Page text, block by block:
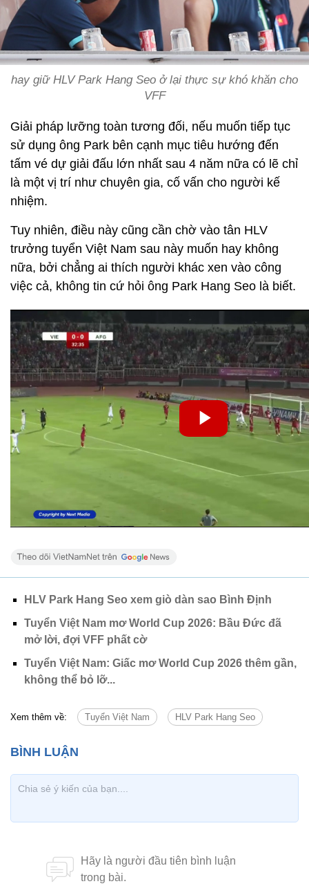
hay giữ HLV Park Hang Seo ở lại thực sự khó khăn cho
VFF
Giải pháp lưỡng toàn tương đối, nếu muốn tiếp tục
sử dụng ông Park bên cạnh mục tiêu hướng đến
tấm vé dự giải đấu lớn nhất sau 4 năm nữa có lẽ chỉ
là một vị trí như chuyên gia, cố vấn cho người kế
nhiệm.
Tuy nhiên, điều này cũng cần chờ vào tân HLV
trưởng tuyển Việt Nam sau này muốn hay không
nữa, bởi chẳng ai thích người khác xen vào công
việc cả, không tin cứ hỏi ông Park Hang Seo là biết.
HLV Park Hang Seo xem giò dàn sao Bình Định
Tuyển Việt Nam mơ World Cup 2026: Bầu Đức đã
mở lời, đợi VFF phất cờ
Tuyển Việt Nam: Giấc mơ World Cup 2026 thêm gần,
không thể bỏ lỡ...
Xem thêm về: Tuyển Việt Nam HLV Park Hang Seo